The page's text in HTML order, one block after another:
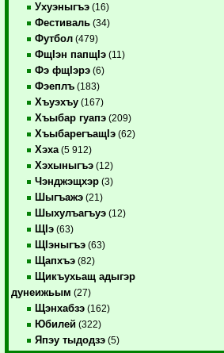
Ухуэныгъэ (16)
Фестиваль (34)
Футбол (479)
ФщIэн папщIэ (11)
Фэ фщIэрэ (6)
Фэеплъ (183)
Хъуэхъу (167)
Хъыбар гуапэ (209)
ХъыбарегъащIэ (62)
Хэха (5 912)
Хэхыныгъэ (12)
Чэнджэщхэр (3)
Шыгъажэ (21)
Шыхулъагъуэ (12)
ЩIэ (63)
ЩIэныгъэ (63)
Щапхъэ (82)
Щикъухьащ адыгэр
дунеижьым (27)
Щэнхабзэ (162)
Юбилей (322)
Япэу тыдодзэ (5)